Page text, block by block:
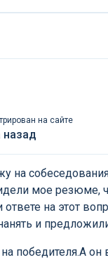
на сайте
назад
на
мое резюме,
на этот
и
победителя.А он